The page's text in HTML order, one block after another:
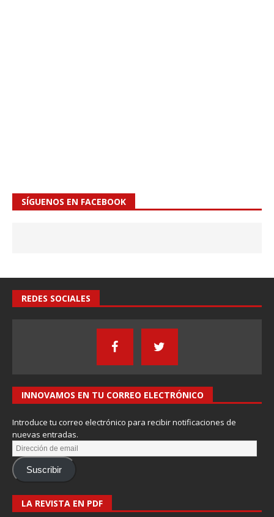
SÍGUENOS EN FACEBOOK
REDES SOCIALES
INNOVAMOS EN TU CORREO ELECTRÓNICO
Introduce tu correo electrónico para recibir notificaciones de
nuevas entradas.
Suscribir
LA REVISTA EN PDF